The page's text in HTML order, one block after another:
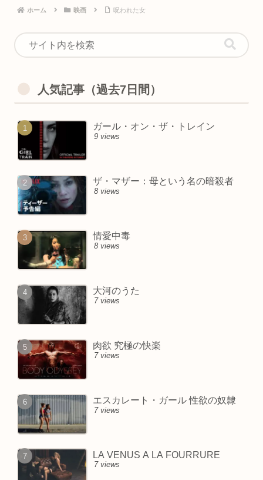
ホーム 映画 呪われた女
人気記事（過去7日間）
ガール・オン・ザ・トレイン
9 views
ザ・マザー：母という名の暗殺者
8 views
情愛中毒
8 views
大河のうた
7 views
肉欲 究極の快楽
7 views
エスカレート・ガール 性欲の奴隷
7 views
LA VENUS A LA FOURRURE
7 views